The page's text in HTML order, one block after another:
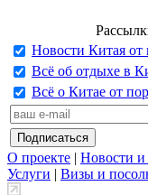
Новости Китая от
Всё об отдыхе в
Всё о Китае от
О проекте | Новости и
Услуги | Визы и